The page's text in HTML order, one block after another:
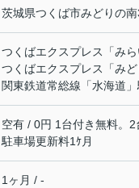
茨城県つくば市みどりの南
つくばエクスプレス 「み
つくばエクスプレス
「み
関東鉄道常総線 「水海道
空有 / 0円 1台付き無料。
駐車場更新料1ｹ月
1ヶ月 / -